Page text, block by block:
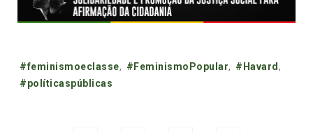
Tags:
#feminismoeclasse, #FeminismoPopular, #Havard ,
#políticaspúblicas